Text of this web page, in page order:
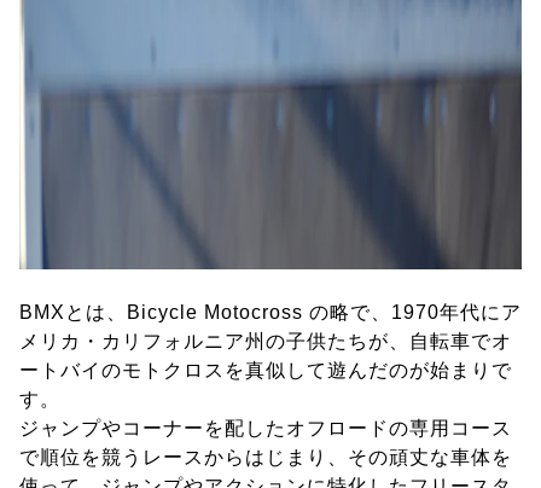
BMXとは、Bicycle Motocross の略で、1970年代にア
メリカ・カリフォルニア州の子供たちが、自転車でオ
ートバイのモトクロスを真似して遊んだのが始まりで
す。
ジャンプやコーナーを配したオフロードの専用コース
で順位を競うレースからはじまり、その頑丈な車体を